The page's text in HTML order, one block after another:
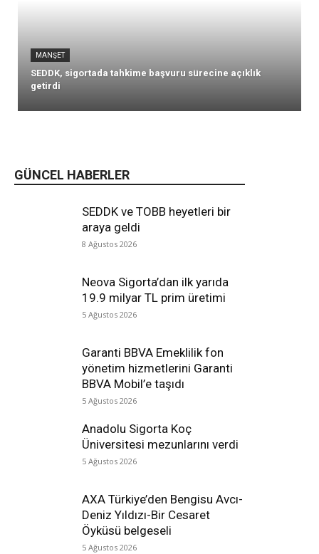
GÜNCEL HABERLER
SEDDK ve TOBB heyetleri bir
araya geldi
8 Ağustos 2026
Neova Sigorta’dan ilk yarıda
19.9 milyar TL prim üretimi
5 Ağustos 2026
Garanti BBVA Emeklilik fon
yönetim hizmetlerini Garanti
BBVA Mobil’e taşıdı
5 Ağustos 2026
Anadolu Sigorta Koç
Üniversitesi mezunlarını verdi
5 Ağustos 2026
AXA Türkiye’den Bengisu Avcı-
Deniz Yıldızı-Bir Cesaret
Öyküsü belgeseli
5 Ağustos 2026
MANŞET
SEDDK, sigortada tahkime başvuru sürecine açıklık
getirdi